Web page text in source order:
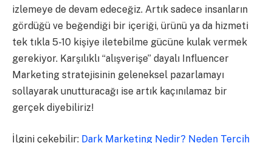
izlemeye de devam edeceğiz. Artık sadece insanların
gördüğü ve beğendiği bir içeriği, ürünü ya da hizmeti
tek tıkla 5-10 kişiye iletebilme gücüne kulak vermek
gerekiyor. Karşılıklı “alışverişe” dayalı Influencer
Marketing stratejisinin geleneksel pazarlamayı
sollayarak unutturacağı ise artık kaçınılamaz bir
gerçek diyebiliriz!
İlgini çekebilir: Dark Marketing Nedir? Neden Tercih